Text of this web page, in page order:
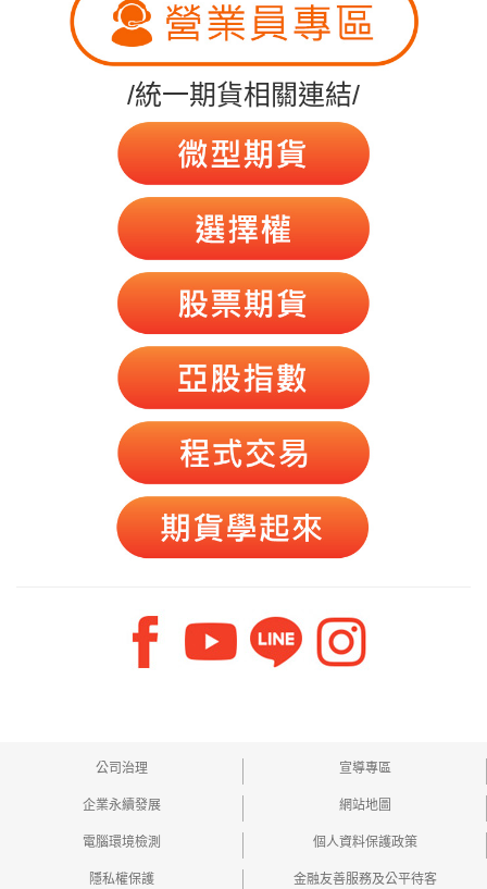
/統一期貨相關連結/
公司治理 宣導專區
企業永續發展 網站地圖
電腦環境檢測 個人資料保護政策
隱私權保護 金融友善服務及公平待客